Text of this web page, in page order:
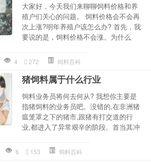
大家好，今天我们来聊聊饲料价格和养
殖户们关心的问题。 饲料价格会不会再
次上涨?明年养殖户该怎么办? 首先，我
要说的是，饲料价格不会涨。为什么
4 272 饲料百科
猪饲料属于什么行业
饲料业务员将何去何从? 我想你主要是
指猪饲料的业务员吧。没错的,在非洲猪
瘟笼罩之下的猪市,跟猪有打交道的行
业,都进入了异常艰辛的阶段。首当其冲
6 153 饲料百科